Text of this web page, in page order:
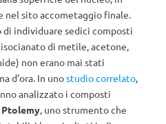
nel sito accometaggio finale.
di individuare sedici composti
di metile, acetone,
non erano mai stati
d’ora. In unostudio correlato,
analizzato i composti
Ptolemy, uno strumento che